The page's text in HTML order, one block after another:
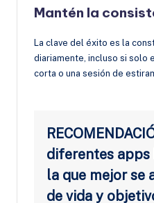
Mantén la
La clave del éxito es la
diariamente, incluso si solo
corta o una sesión de
diferentes
la que mejor se
de vida y